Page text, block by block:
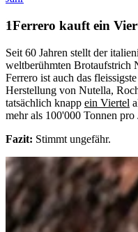
Ferrero kauft ein
Seit 60 Jahren stellt der
weltberühmten Brotaufstrich
Ferrero ist auch das
Herstellung von Nutella,
tatsächlich knapp ein Viertel
mehr als 100'000 Tonnen pro
Fazit: Stimmt ungefähr.